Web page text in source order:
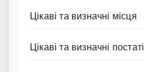
Цікаві та визначні місця
Цікаві та визначні постаті